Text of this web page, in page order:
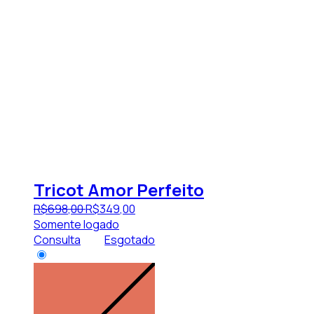
Tricot Amor Perfeito
R$698,00R$349,00
Somente logado
Consulta
Esgotado